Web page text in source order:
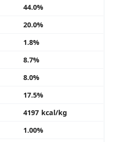
44.0%
20.0%
1.8%
8.7%
8.0%
17.5%
4197 kcal/kg
1.00%